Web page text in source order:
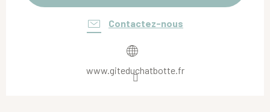
Contactez-nous
www.giteduchatbotte.fr